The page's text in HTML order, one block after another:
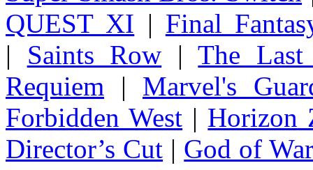
QUEST XI | Final
| Saints Row |The
Requiem | Marvel's
Forbidden West | Horizon
Director’s Cut | God of